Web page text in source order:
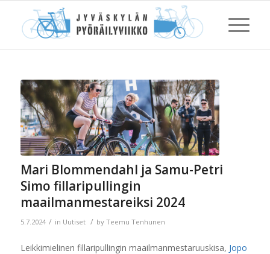
Mari Blommendahl ja Samu-Petri
Simo fillaripullingin
maailmanmestareiksi 2024
5.7.2024 / in Uutiset / by Teemu Tenhunen
Leikkimielinen fillaripullingin maailmanmestaruuskisa, Jopo